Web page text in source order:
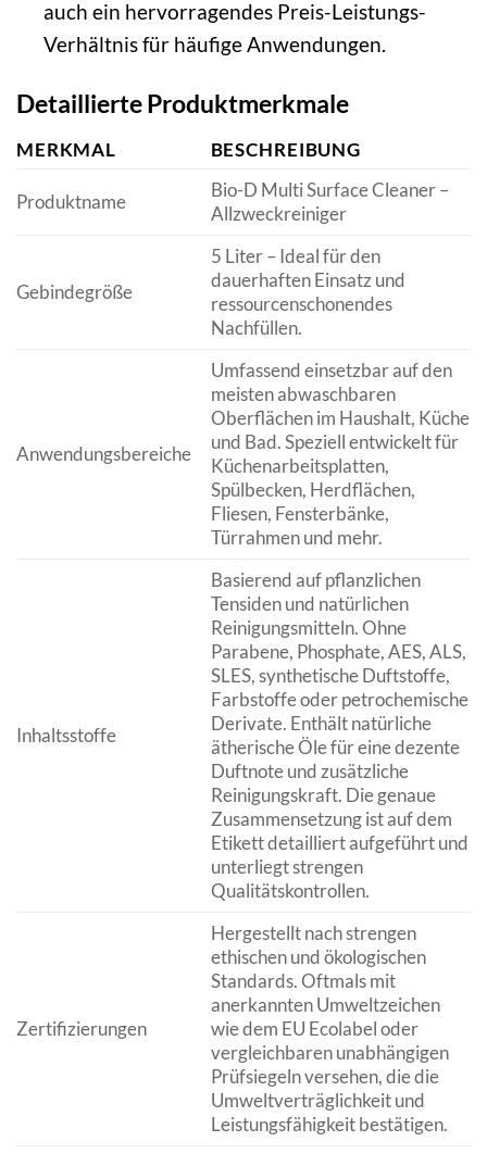
auch ein hervorragendes Preis-Leistungs-
Verhältnis für häufige Anwendungen.
Detaillierte Produktmerkmale
MERKMAL BESCHREIBUNG
Produktname
Bio-D Multi Surface Cleaner –
Allzweckreiniger
Gebindegröße
5 Liter – Ideal für den
dauerhaften Einsatz und
ressourcenschonendes
Nachfüllen.
Anwendungsbereiche
Umfassend einsetzbar auf den
meisten abwaschbaren
Oberflächen im Haushalt, Küche
und Bad. Speziell entwickelt für
Küchenarbeitsplatten,
Spülbecken, Herdflächen,
Fliesen, Fensterbänke,
Türrahmen und mehr.
Inhaltsstoffe
Basierend auf pflanzlichen
Tensiden und natürlichen
Reinigungsmitteln. Ohne
Parabene, Phosphate, AES, ALS,
SLES, synthetische Duftstoffe,
Farbstoffe oder petrochemische
Derivate. Enthält natürliche
ätherische Öle für eine dezente
Duftnote und zusätzliche
Reinigungskraft. Die genaue
Zusammensetzung ist auf dem
Etikett detailliert aufgeführt und
unterliegt strengen
Qualitätskontrollen.
Zertifizierungen
Hergestellt nach strengen
ethischen und ökologischen
Standards. Oftmals mit
anerkannten Umweltzeichen
wie dem EU Ecolabel oder
vergleichbaren unabhängigen
Prüfsiegeln versehen, die die
Umweltverträglichkeit und
Leistungsfähigkeit bestätigen.